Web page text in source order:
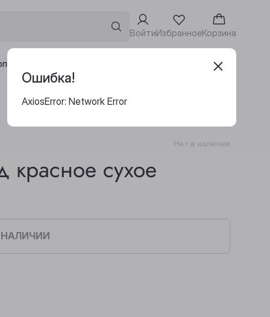
ВойтиИзбранноеКорзина
клиентам Адреса винотек
Нет в наличии
сухое
НАЛИЧИИ
Ошибка!
AxiosError: Network Error